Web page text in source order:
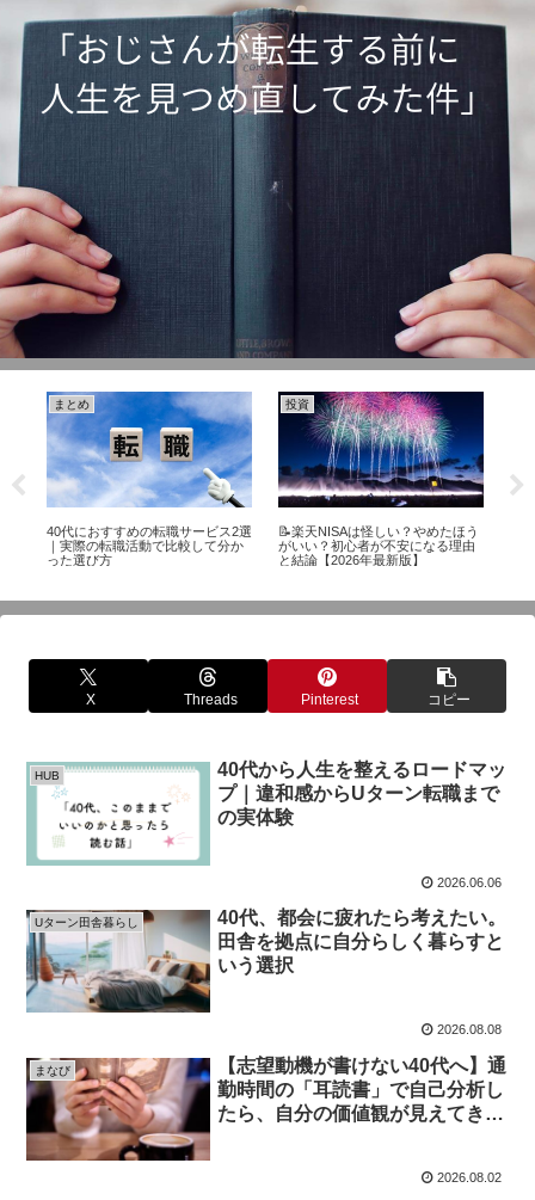
まとめ
40代におすすめの転職サービス2選
｜実際の転職活動で比較して分か
った選び方
投資
📝楽天NISAは怪しい？やめたほう
がいい？初心者が不安になる理由
と結論【2026年最新版】
X Threads Pinterest コピー
HUB
40代から人生を整えるロードマッ
プ｜違和感からUターン転職まで
の実体験
2026.06.06
Uターン田舎暮らし
40代、都会に疲れたら考えたい。
田舎を拠点に自分らしく暮らすと
いう選択
2026.08.08
まなび
【志望動機が書けない40代へ】通
勤時間の「耳読書」で自己分析し
たら、自分の価値観が見えてきた
2026.08.02